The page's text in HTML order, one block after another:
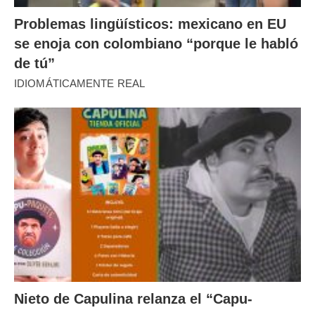
Problemas lingüísticos: mexicano en EU
se enoja con colombiano “porque le habló
de tú”
IDIOMÁTICAMENTE REAL
Nieto de Capulina relanza el “Capu-